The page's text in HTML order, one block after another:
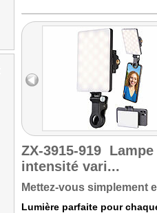
ZX-3915-919
intensité vari...
Mettez-vous simplement
Lumière parfaite pour